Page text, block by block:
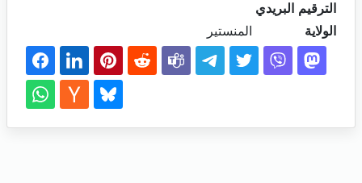
الترقيم البريدي
الولاية
المنستير